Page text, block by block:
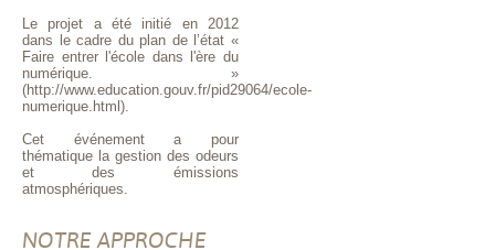
Le projet a été initié en 2012
dans le cadre du plan de l’état «
Faire entrer l'école dans l'ère du
numérique. »
(http://www.education.gouv.fr/pid29064/ecole-
numerique.html).
Cet événement a pour
thématique la gestion des odeurs
et des émissions
atmosphériques.
NOTRE APPROCHE